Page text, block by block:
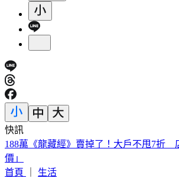
快訊
遠見天下創辦人高希均90歲辭世！「長
認同
首頁
生活